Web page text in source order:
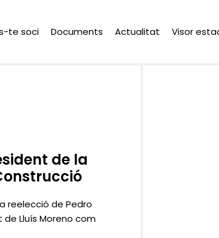
te soci Documents Actualitat Visor
de la
reelecció de Pedro
Lluís Moreno com